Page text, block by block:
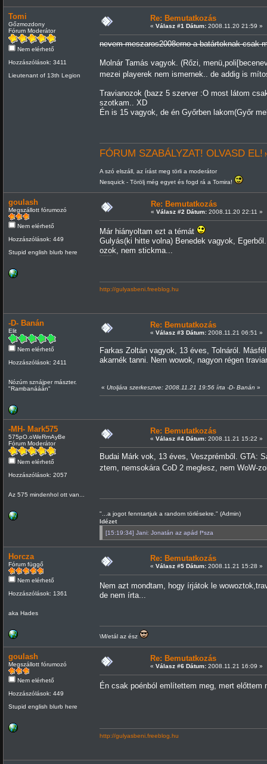
Tomi
Gőzmozdony
Fórum Moderátor
Nem elérhető
Hozzászólások: 3411
Lieutenant of 13th Legion
Re: Bemutatkozás
« Válasz #1 Dátum:2008.11.20 21:59 »
nevem meszaros2008erno a batártoknak csak
Molnár Tamás vagyok. (Rőzi,
mezei playerek nem ismernek.. de addig is
Travianozok (bazz 5 szerver :O most látom
szotkam.. XD
Én is 15 vagyok, de én Győrben lakom(Győr
FÓRUM SZABÁLYZAT! OLVASD EL!
A szó elszáll, az írást meg törli a moderátor
Nesquick - Törölj még egyet és fogd rá a Tomira!
goulash
Megszállott fórumozó
Nem elérhető
Hozzászólások: 449
Stupid english blurb here
Re: Bemutatkozás
« Válasz #2 Dátum:2008.11.20 22:11 »
Már hiányoltam ezt a témát
Gulyás(ki hitte volna) Benedek vagyok,
ozok, nem stickma...
http://gulyasbeni.freeblog.hu
-D- Banán
Elit
Nem elérhető
Hozzászólások: 2411
Nózúm sznájper mászter.
"Rambanááán"
Re: Bemutatkozás
« Válasz #3 Dátum:2008.11.21 06:51 »
Farkas Zoltán vagyok, 13 éves, Tolnáról.
akarnék tanni. Nem wowok, nagyon régen
« Utoljára szerkesztve: 2008.11.21 19:56 írta -D- Banán »
-MH- Mark575
575pO.oWeRmAyBe
Fórum Moderátor
Nem elérhető
Hozzászólások: 2057
Az 575 mindenhol ott van...
Re: Bemutatkozás
« Válasz #4 Dátum:2008.11.21 15:22 »
Budai Márk vok, 13 éves, Veszprémből. GTA:
ztem, nemsokára CoD 2 meglesz, nem WoW-
"...a jogot fenntartjuk a random törlésekre." (Admin)
Idézet
[15:19:34] Jani: Jonatán az apád f*sza
Horcza
Fórum függő
Nem elérhető
Hozzászólások: 1361
aka Hades
Re: Bemutatkozás
« Válasz #5 Dátum:2008.11.21 15:28 »
Nem azt mondtam, hogy írjátok le
de nem írta...
\M/etál az ész
goulash
Megszállott fórumozó
Nem elérhető
Hozzászólások: 449
Stupid english blurb here
Re: Bemutatkozás
« Válasz #6 Dátum:2008.11.21 16:09 »
Én csak poénból említettem meg, mert
http://gulyasbeni.freeblog.hu